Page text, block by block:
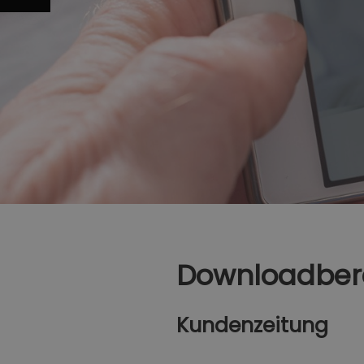
Kundenzeitung